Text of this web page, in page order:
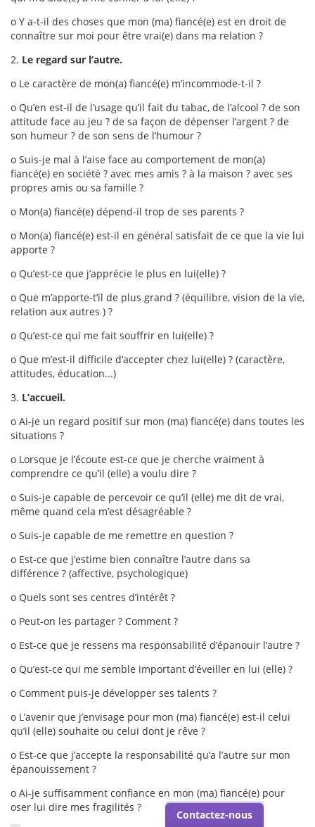
Contactez-nous
o Y a-t-il des choses que mon (ma) fiancé(e) est en droit de
connaître sur moi pour être vrai(e) dans ma relation ?
2. Le regard sur l’autre.
o Le caractère de mon(a) fiancé(e) m’incommode-t-il ?
o Qu’en est-il de l’usage qu’il fait du tabac, de l’alcool ? de son
attitude face au jeu ? de sa façon de dépenser l’argent ? de
son humeur ? de son sens de l’humour ?
o Suis-je mal à l’aise face au comportement de mon(a)
fiancé(e) en société ? avec mes amis ? à la maison ? avec ses
propres amis ou sa famille ?
o Mon(a) fiancé(e) dépend-il trop de ses parents ?
o Mon(a) fiancé(e) est-il en général satisfait de ce que la vie lui
apporte ?
o Qu’est-ce que j’apprécie le plus en lui(elle) ?
o Que m’apporte-t’il de plus grand ? (équilibre, vision de la vie,
relation aux autres ) ?
o Qu’est-ce qui me fait souffrir en lui(elle) ?
o Que m’est-il difficile d’accepter chez lui(elle) ? (caractère,
attitudes, éducation...)
3. L’accueil.
o Ai-je un regard positif sur mon (ma) fiancé(e) dans toutes les
situations ?
o Lorsque je l’écoute est-ce que je cherche vraiment à
comprendre ce qu’il (elle) a voulu dire ?
o Suis-je capable de percevoir ce qu’il (elle) me dit de vrai,
même quand cela m’est désagréable ?
o Suis-je capable de me remettre en question ?
o Est-ce que j’estime bien connaître l’autre dans sa
différence ? (affective, psychologique)
o Quels sont ses centres d’intérêt ?
o Peut-on les partager ? Comment ?
o Est-ce que je ressens ma responsabilité d’épanouir l’autre ?
o Qu’est-ce qui me semble important d’éveiller en lui (elle) ?
o Comment puis-je développer ses talents ?
o L’avenir que j’envisage pour mon (ma) fiancé(e) est-il celui
qu’il (elle) souhaite ou celui dont je rêve ?
o Est-ce que j’accepte la responsabilité qu’a l’autre sur mon
épanouissement ?
o Ai-je suffisamment confiance en mon (ma) fiancé(e) pour
oser lui dire mes fragilités ?